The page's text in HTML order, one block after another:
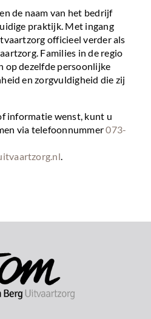
de naam van het bedrijf
praktijk. Met ingang
officieel verder als
Families in de regio
op dezelfde persoonlijke
en zorgvuldigheid die zij
informatie wenst, kunt u
via telefoonnummer073-
.